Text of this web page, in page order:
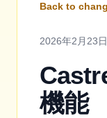
Back to
2026年2月23日
機能